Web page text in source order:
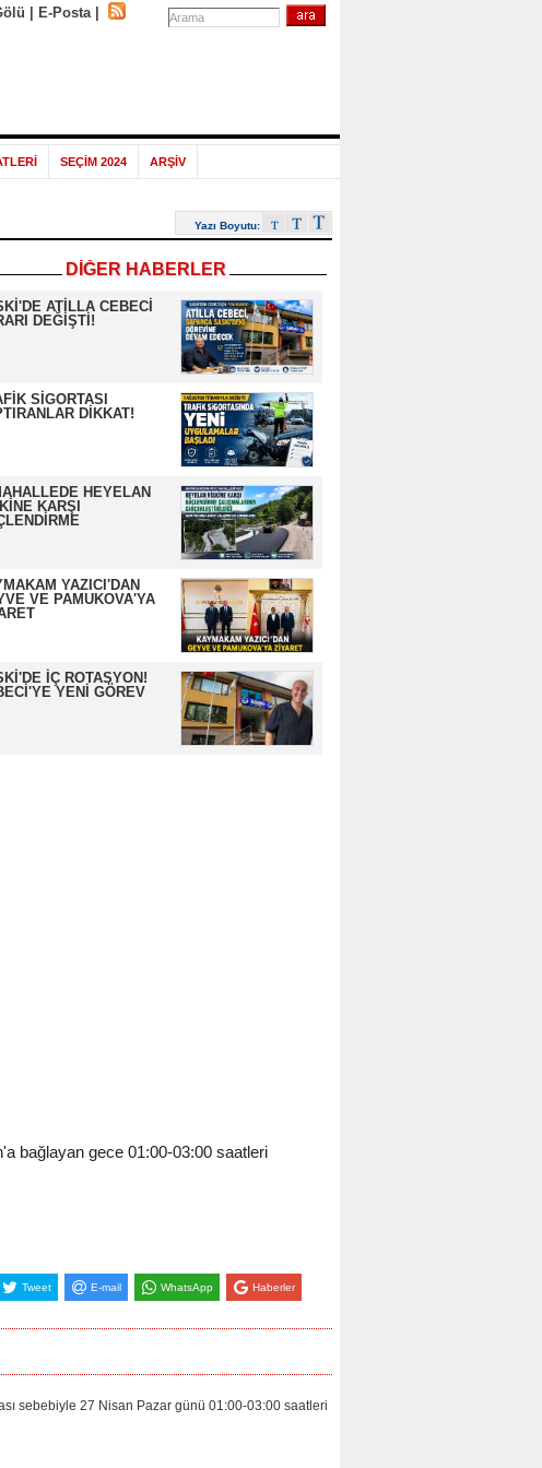
E-Posta|
SEÇİM 2024 ARŞİV
Yazı Boyutu:
DİĞER HABERLER
ATİLLA CEBECİ
DEĞİŞTİ!
SİGORTASI
DİKKAT!
HEYELAN
KARŞI
YAZICI'DAN
VE PAMUKOVA'YA
İÇ ROTASYON!
YENİ GÖREV
bağlayan gece 01:00-03:00 saatleri
Tweet E-mail WhatsApp Haberler
sebebiyle 27 Nisan Pazar günü 01:00-03:00 saatleri